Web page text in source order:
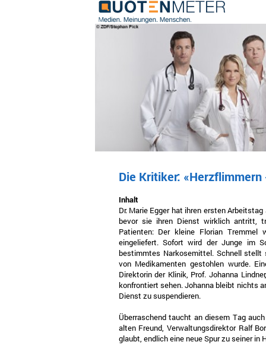
Die Kritiker:
Inhalt
Dr. Marie Egger hat ihren ersten
bevor sie ihren Dienst wirklich antritt,
Patienten: Der kleine Florian Tremmel
eingeliefert. Sofort wird der Junge im
bestimmtes Narkosemittel. Schnell stellt
von Medikamenten gestohlen wurde.
Direktorin der Klinik, Prof. Johanna
konfrontiert sehen. Johanna bleibt nichts
Dienst zu suspendieren.
Überraschend taucht an diesem Tag
alten Freund, Verwaltungsdirektor Ralf
glaubt, endlich eine neue Spur zu seiner